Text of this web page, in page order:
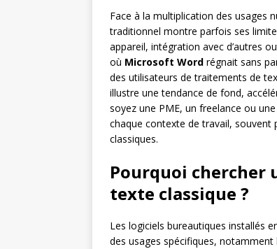
Face à la multiplication des usages
traditionnel montre parfois ses
appareil, intégration avec d’autres
où Microsoft Word régnait sans
des utilisateurs de traitements de
illustre une tendance de fond,
soyez une PME, un freelance ou
chaque contexte de travail, souvent
classiques.
Pourquoi
texte classique ?
Les logiciels bureautiques installés
des usages spécifiques,